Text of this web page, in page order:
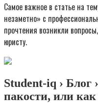
Самое важное в статье на
незаметно» с
прочтения возникли
юристу.
Student-iq › Блог
пакости, или